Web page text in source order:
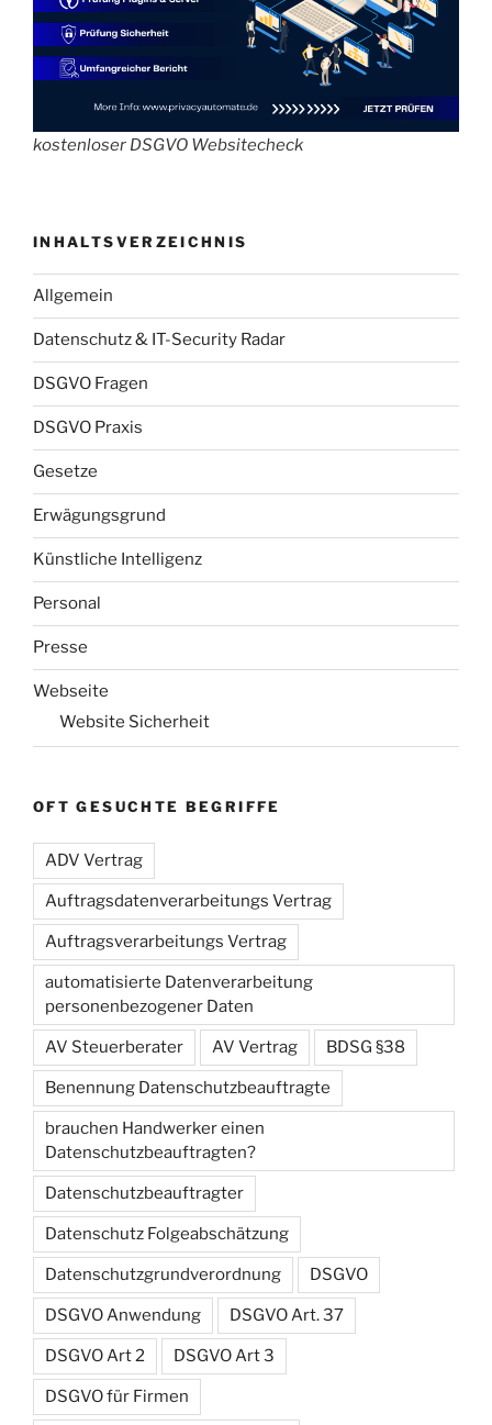
kostenloser DSGVO Websitecheck
INHALTSVERZEICHNIS
Allgemein
Datenschutz & IT-Security Radar
DSGVO Fragen
DSGVO Praxis
Gesetze
Erwägungsgrund
Künstliche Intelligenz
Personal
Presse
Webseite
Website Sicherheit
OFT GESUCHTE BEGRIFFE
ADV Vertrag
Auftragsdatenverarbeitungs Vertrag
Auftragsverarbeitungs Vertrag
automatisierte Datenverarbeitung
personenbezogener Daten
AV Steuerberater AV Vertrag BDSG §38
Benennung Datenschutzbeauftragte
brauchen Handwerker einen
Datenschutzbeauftragten?
Datenschutzbeauftragter
Datenschutz Folgeabschätzung
Datenschutzgrundverordnung DSGVO
DSGVO Anwendung DSGVO Art. 37
DSGVO Art 2 DSGVO Art 3
DSGVO für Firmen